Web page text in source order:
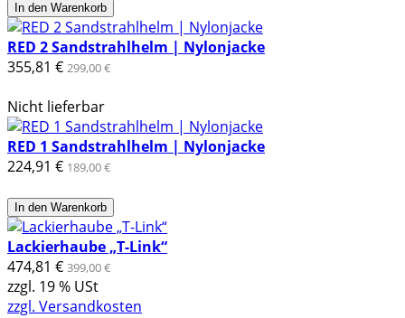
In den Warenkorb
RED 2 Sandstrahlhelm | Nylonjacke
355,81 € 299,00 €
Nicht lieferbar
RED 1 Sandstrahlhelm | Nylonjacke
224,91 € 189,00 €
In den Warenkorb
Lackierhaube „T-Link“
474,81 € 399,00 €
zzgl. 19 % USt
zzgl. Versandkosten